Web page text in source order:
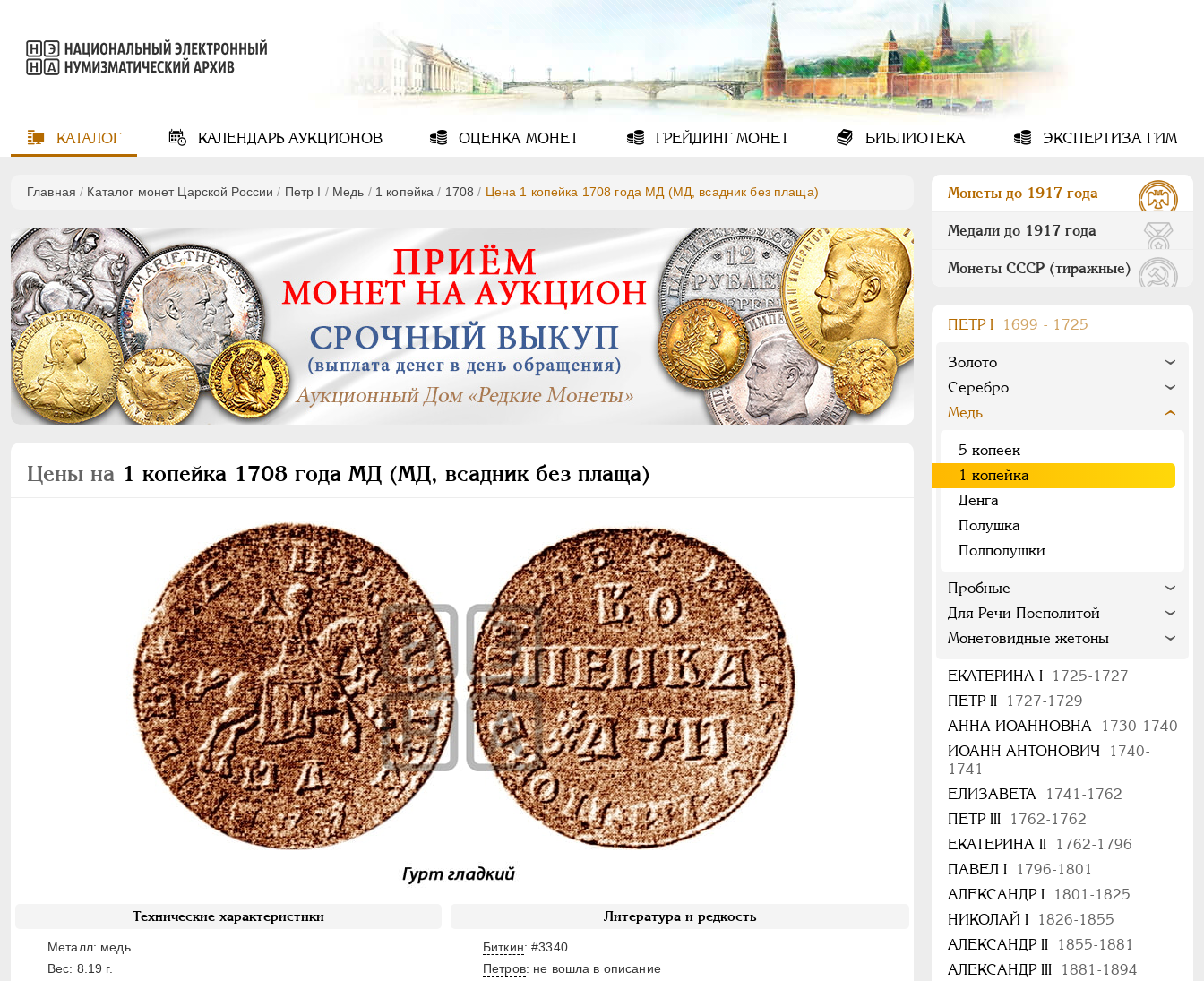
КАТАЛОГ КАЛЕНДАРЬАУКЦИОНОВ ОЦЕНКА МОНЕТ ГРЕЙДИНГМОНЕТ БИБЛИОТЕКА ЭКСПЕРТИЗА ГИМ
Главная / Каталог монет Царской России / Пeтр I / Медь / 1 копейка / 1708 / Цена 1 копейка 1708 года МД (МД, всадник без плаща)
Цены на 1 копейка 1708 года МД (МД, всадник без плаща)
Технические характеристики
Металл: медь
Вес: 8.19 г.
Литература и редкость
Биткин: #3340
Петров: не вошла в описание
Монеты до 1917 года
Медали до 1917 года
Монеты СССР (тиражные)
ПEТР I 1699 - 1725
Золото
Серебро
Медь
5 копеек
1 копейка
Денга
Полушка
Полполушки
Пробные
Для Речи Посполитой
Монетовидные жетоны
ЕКАТЕРИНА I
1725-1727
ПЕТР II
1727-1729
АННА ИОАННОВНА
1730-1740
ИОАНН АНТОНОВИЧ
1740-
1741
ЕЛИЗАВЕТА
1741-1762
ПЕТР III
1762-1762
ЕКАТЕРИНА II
1762-1796
ПАВЕЛ I
1796-1801
АЛЕКСАНДР I
1801-1825
НИКОЛАЙ I
1826-1855
АЛЕКСАНДР II
1855-1881
АЛЕКСАНДР III
1881-1894